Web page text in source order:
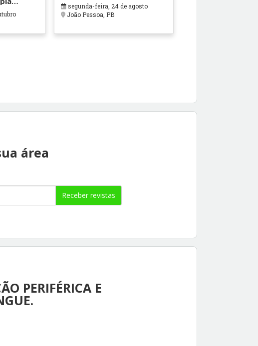
segunda-feira, 24 de agosto
João Pessoa, PB
área
Receber revistas
PERIFÉRICA E